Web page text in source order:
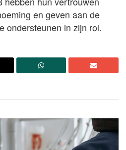
en geven aan de
ondersteunen in zijn rol.